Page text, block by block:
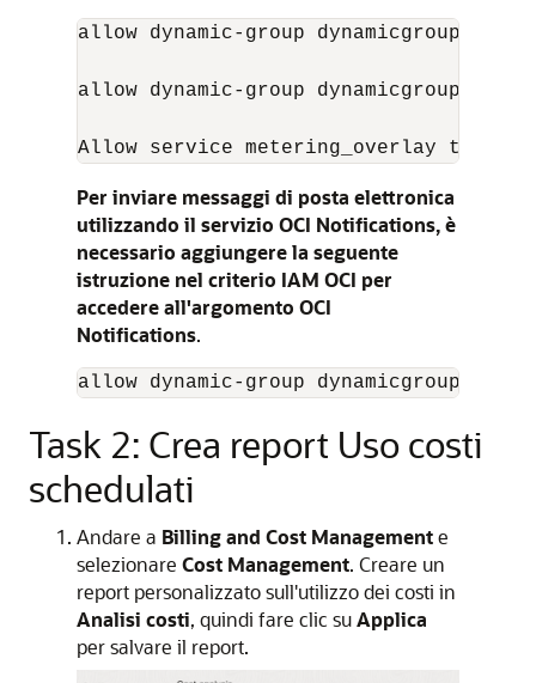
allow dynamic-group
allow dynamic-group
Per inviare messaggi di posta elettronica
utilizzando il servizio OCI Notifications, è
necessario aggiungere la seguente
istruzione nel criterio IAM OCI per
accedere all'argomento OCI
Notifications.
Task 2: Crea report Uso costi
schedulati
Andare a Billing and Cost Managemente
selezionare Cost Management. Creare un
report personalizzato sull'utilizzo dei costi in
Analisi costi, quindi fare clic suApplica
per salvare il report.